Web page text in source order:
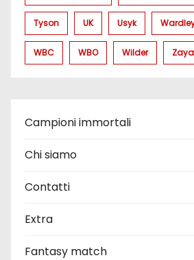
Tyson UK Usyk
WBC WBO Wilder
Campioni immortali
Chi siamo
Contatti
Extra
Fantasy match